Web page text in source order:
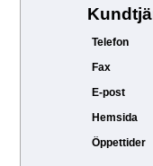
Telefon
Fax
E-post
Hemsida
Öppettider